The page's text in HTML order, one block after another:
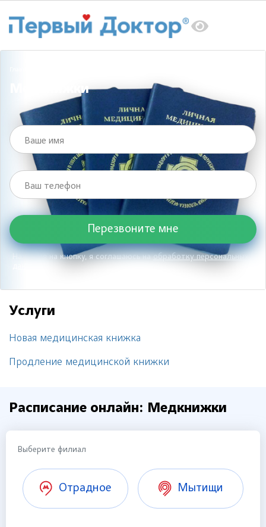
Медкнижки
Ваше имя
Ваш телефон
Нажимая на кнопку, я соглашаюсь наобработку персональных
Услуги
Новая медицинская книжка
Продление медицинской книжки
Расписание онлайн: Медкнижки
Выберите филиал
Отрадное Мытищи